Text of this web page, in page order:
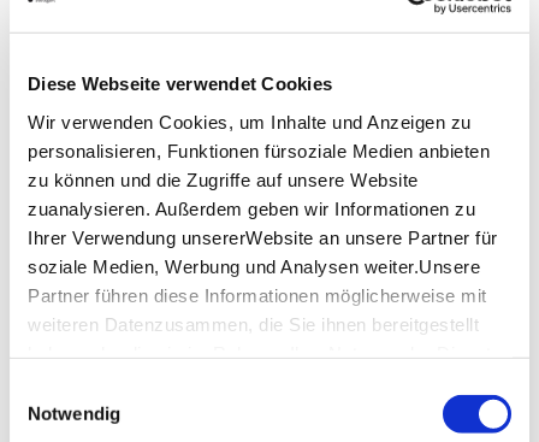
Diese Webseite verwendet Cookies
Wir verwenden Cookies, um Inhalte und Anzeigen zu
personalisieren, Funktionen fürsoziale Medien anbieten
zu können und die Zugriffe auf unsere Website
zuanalysieren. Außerdem geben wir Informationen zu
Ihrer Verwendung unsererWebsite an unsere Partner für
soziale Medien, Werbung und Analysen weiter.Unsere
Partner führen diese Informationen möglicherweise mit
weiteren Datenzusammen, die Sie ihnen bereitgestellt
Impressum
Notwendig
Lage & Kontakt
Park der Villa Reitzenstein
Richard-Wagner-Straße 15
70184 Stuttgart
Telefon:+49 (0)711 215 32 30
Mail:buergerpark@stm.bwl.de
Website:
www.stm.baden-wuerttemberg.de